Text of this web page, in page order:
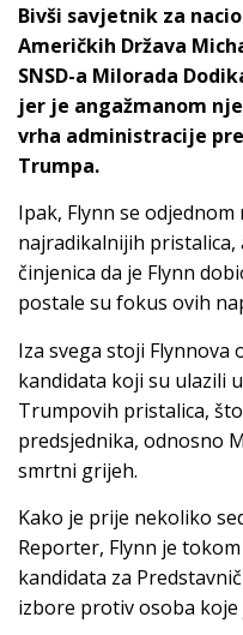
Bivši savjetnik za
Američkih Država
SNSD-a Milorada
jer je angažmanom
vrha administracije
Trumpa.
Ipak, Flynn se
najradikalnijih pristalica,
činjenica da je Flynn
postale su fokus ovih
Iza svega stoji Flynnova
kandidata koji su ulazili
Trumpovih pristalica,
predsjednika, odnosno
smrtni grijeh.
Kako je prije nekoliko
Reporter, Flynn je
kandidata za
izbore protiv osoba